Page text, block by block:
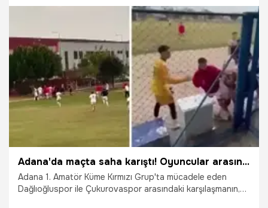
20.12.2025 TFF 1.Lig
Adana'da maçta saha karıştı! Oyuncular arasında yumruklu tekmeli kavga çıktı
Adana 1. Amatör Küme Kırmızı Grup'ta mücadele eden
Dağlıoğluspor ile Çukurovaspor arasındaki karşılaşmanın,